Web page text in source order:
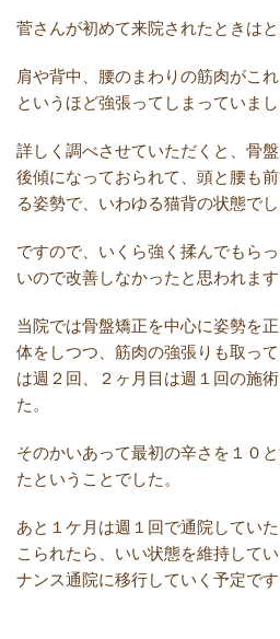
菅さんが初めて来院されたときはと
肩や背中、腰のまわりの筋肉がこ
というほど強張ってしまっていまし
詳しく調べさせていただくと、骨
後傾になっておられて、頭と腰も
る姿勢で、いわゆる猫背の状態でし
ですので、いくら強く揉んでもら
いので改善しなかったと思われます
当院では骨盤矯正を中心に姿勢を
体をしつつ、筋肉の強張りも取っ
は週２回、２ヶ月目は週１回の施
た。
そのかいあって最初の辛さを１０
たということでした。
あと１ケ月は週１回で通院してい
こられたら、いい状態を維持して
ナンス通院に移行していく予定です